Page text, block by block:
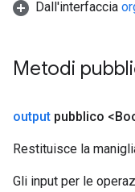
Dall'interfaccia
Metodi
output pubblico
Restituisce la
Gli input per le